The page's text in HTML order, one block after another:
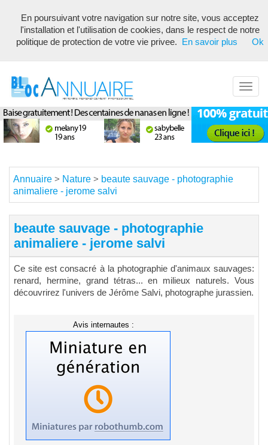
Annuaire référencement pour les webmasters, optimisé seo avec
description unique de votre fiche pour proposer du contenu pertinent
pour les moteurs de recherche ! Optimiser vos fiches
Annuaire > Nature > beaute sauvage - photographie
animaliere - jerome salvi
beaute sauvage - photographie
animaliere - jerome salvi
Ce site est consacré à la photographie d'animaux sauvages:
renard, hermine, grand tétras... en milieux naturels. Vous
découvrirez l'univers de Jérôme Salvi, photographe jurassien.
Avis internautes :
En poursuivant votre navigation sur notre site, vous acceptez
l'installation et l'utilisation de cookies, dans le respect de notre
politique de protection de votre vie privee.
En savoir plus Ok